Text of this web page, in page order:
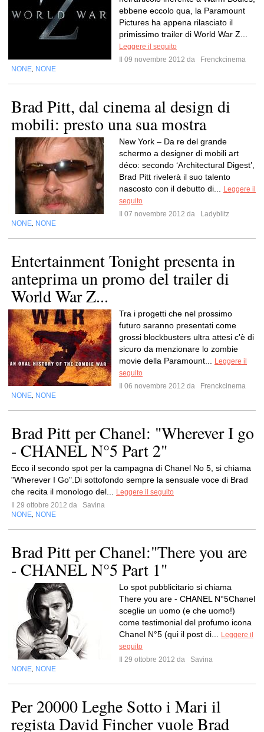
ebbene eccolo qua, la Paramount
Pictures ha appena rilasciato il
primissimo trailer di World War Z...
Leggere il seguito
Il 09 novembre 2012 da
Frenckcinema
NONE NONE
Brad Pitt, dal cinema al design di
mobili: presto una sua mostra
New York – Da re del grande
schermo a designer di mobili art
déco: secondo ‘Architectural Digest’,
Brad Pitt rivelerà il suo talento
nascosto con il debutto di...
Leggere il
seguito
Il 07 novembre 2012 da
Ladyblitz
NONE NONE
Entertainment Tonight presenta in
anteprima un promo del trailer di
World War Z...
Tra i progetti che nel prossimo
futuro saranno presentati come
grossi blockbusters ultra attesi c'è di
sicuro da menzionare lo zombie
movie della Paramount...
Leggere il
seguito
Il 06 novembre 2012 da
Frenckcinema
NONE NONE
Brad Pitt per Chanel: "Wherever I go
- CHANEL N°5 Part 2"
Ecco il secondo spot per la campagna di Chanel No 5, si chiama
"Wherever I Go".Di sottofondo sempre la sensuale voce di Brad
che recita il monologo del...
Leggere il seguito
Il 29 ottobre 2012 da
Savina
NONE NONE
Brad Pitt per Chanel:"There you are
- CHANEL N°5 Part 1"
Lo spot pubblicitario si chiama
There you are - CHANEL N°5Chanel
sceglie un uomo (e che uomo!)
come testimonial del profumo icona
Chanel N°5 (qui il post di...
Leggere il
seguito
Il 29 ottobre 2012 da
Savina
NONE NONE
Per 20000 Leghe Sotto i Mari il
regista David Fincher vuole Brad